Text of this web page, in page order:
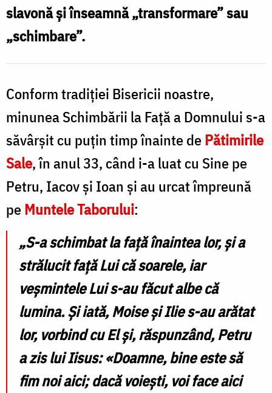
/
Foto:
Bogdan
Zamfirescu
slavonă și înseamnă „transformare” sau
„schimbare”.
Conform tradiției Bisericii noastre,
minunea Schimbării la Faţă a Domnului s-a
săvârșit cu puțin timp înainte dePătimirile
Sale, în anul 33, când i-a luat cu Sine pe
Petru, Iacov și Ioan și au urcat împreună
peMuntele Taborului:
„S-a schimbat la față înaintea lor, și a
strălucit față Lui că soarele, iar
veșmintele Lui s-au făcut albe că
lumina. Și iată, Moise și Ilie s-au arătat
lor, vorbind cu El și, răspunzând, Petru
a zis lui Iisus: «Doamne, bine este să
fim noi aici; dacă voiești, voi face aici